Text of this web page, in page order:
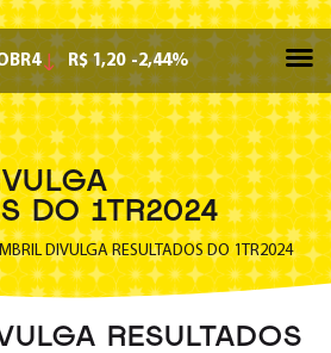
R$ 1,20 -2,44%
DO 1TR2024
DIVULGA RESULTADOS DO 1TR2024
RESULTADOS